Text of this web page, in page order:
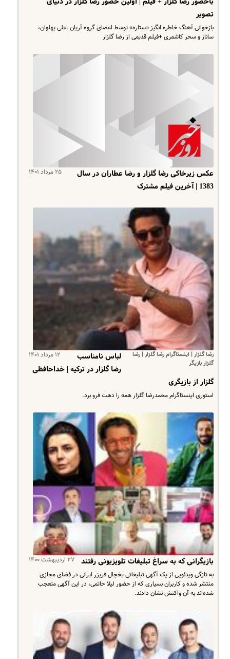
تصویر
بازخوانی آهنگ خاطره انگیز «ستاره» توسط اعضای گروه آریان :علی پهلوان،
ساناز و سحر کاشمری +فیلم قدیمی از رضا گلزار
۲۵ مرداد ۱۴۰۱
عکس زیرخاکی رضا گلزار و رضا عطاران در سال
1383 | آخرین فیلم مشترک
رضا گلزار | اینستاگرام رضا گلزار | رضا
گلزار بازیگر
۱۲ مرداد ۱۴۰۱
لباس نامناسب
رضا گلزار در ترکیه | خداحافظی
گلزار از بازیگری
استوری اینستاگرام محمدرضا گلزار همه را دهت فرو برد.
۲۷ اردیبهشت ۱۴۰۰ بازیگرانی که به سراغ تبلیغات تلویزیونی رفتند
به تازگی ویدئویی از یک آگهی تبلیغاتی یخچال فریزر ایرانی در فضای مجازی
منتشر شده و کاربران بسیاری که از حضور لیلا حاتمی، در این آگهی متعجب
شده‌اند به آن واکنش نشان دادند.